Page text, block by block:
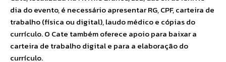
dia do evento, é necessário apresentar RG, CPF, carteira de
trabalho (física ou digital), laudo médico e cópias do
currículo. O Cate também oferece apoio para baixar a
carteira de trabalho digital e para a elaboração do
currículo.